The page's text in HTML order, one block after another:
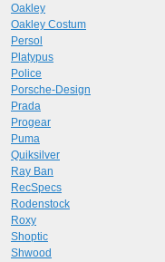
Oakley
Oakley Costum
Persol
Platypus
Police
Porsche-Design
Prada
Progear
Puma
Quiksilver
Ray Ban
RecSpecs
Rodenstock
Roxy
Shoptic
Shwood